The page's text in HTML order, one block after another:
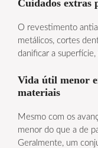
Cuidados extras
O revestimento
metálicos, cortes
danificar a
Vida útil menor
materiais
Mesmo com os
menor do que a de
Geralmente, um